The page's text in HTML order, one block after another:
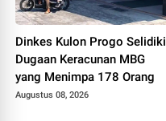
Dinkes Kulon Progo Selidiki
Dugaan Keracunan MBG
yang Menimpa 178 Orang
Augustus 08, 2026